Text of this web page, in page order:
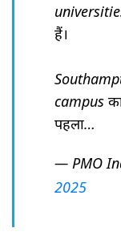
हैं।
campus
पहला…
— PMO
2025